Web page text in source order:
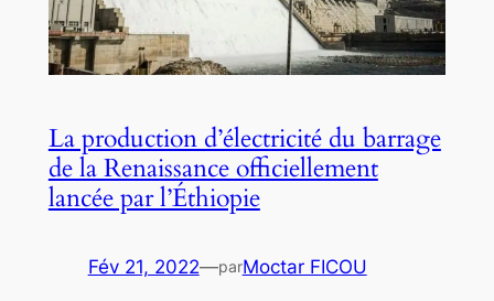
La production d’électricité du barrage
de la Renaissance officiellement
lancée par l’Éthiopie
Fév 21, 2022—parMoctar FICOU